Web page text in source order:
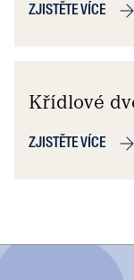
ZJISTĚTE VÍCE
Křídlové
ZJISTĚTE VÍCE